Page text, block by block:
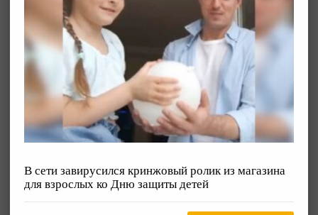
В сети завирусился кринжовый ролик из магазина
для взрослых ко Дню защиты детей